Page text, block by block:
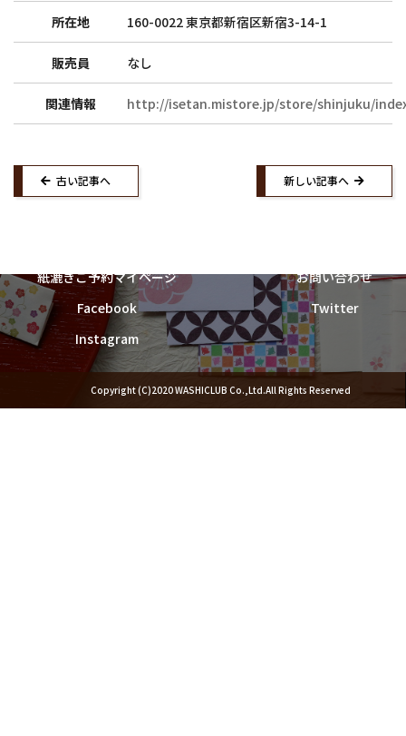
所在地 160-0022 東京都新宿区新宿3-14-1
販売員 なし
関連情報 http://isetan.mistore.jp/store/shinjuku/
古い記事へ 新しい記事へ
紙漉き体験ご予約
紙漉き体験ご案内
和綴じ体験ご案内
求人募集
紙漉きご予約マイページ
お問い合わせ
Facebook
Twitter
Instagram
Copyright (C)2020 WASHICLUB Co.,Ltd.All Rights Reserved